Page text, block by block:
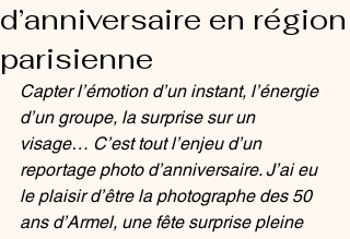
d’anniversaire en région
parisienne
Capter l’émotion d’un instant, l’énergie
d’un groupe, la surprise sur un
visage… C’est tout l’enjeu d’un
reportage photo d’anniversaire. J’ai eu
le plaisir d’être la photographe des 50
ans d’Armel, une fête surprise pleine